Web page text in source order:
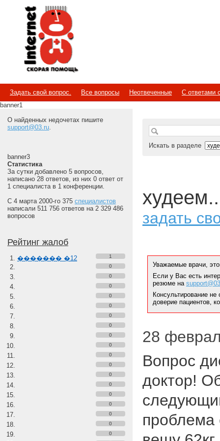
Internet
Скорая помощь
Задать свой вопрос. Все вопросы Неотвеченные
С ответами
banner1
О найденных недочетах пишите
support@03.ru.
banner3
Статистика
За сутки добавлено 5 вопросов,
написано 28 ответов, из них 0 ответ от
1 специалиста в 1 конференции.
С 4 марта 2000-го 375 специалистов
написали 511 756 ответов на 2 329 486
вопросов
Рейтинг жалоб
������� �12
1
0
0
0
0
0
0
0
0
0
0
0
0
0
0
0
0
0
0
Искать в разделе
задать
Уважаемые врачи,
Если у Вас есть
резюме на
Консультирование
доверие пациентов,
28
Вопрос
доктор!